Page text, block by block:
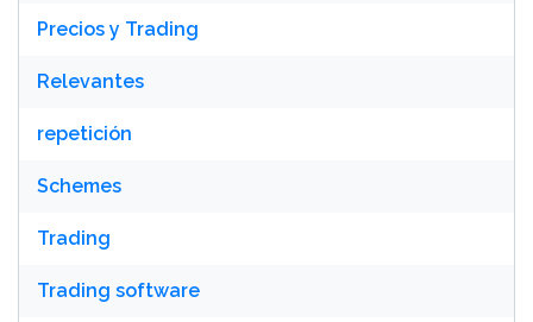
Precios y Trading
Relevantes
repetición
Schemes
Trading
Trading software